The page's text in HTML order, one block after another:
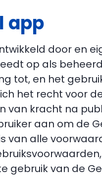
app
door en
op als
tot, en het
het recht voor
van kracht na
aan om de
van alle
gebruik van de